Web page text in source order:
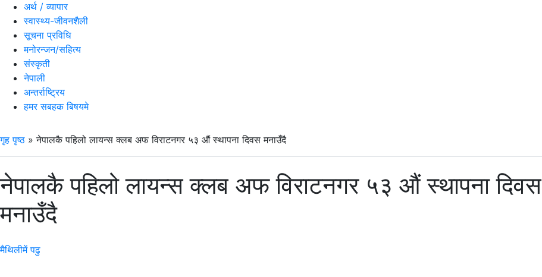
अर्थ / व्यापार
स्वास्थ्य-जीवनशैली
सूचना प्रविधि
मनोरन्जन/सहित्य
संस्कृती
नेपाली
अन्तर्राष्ट्रिय
हमर सबहक बिषयमे
गृह पृष्ठ »नेपालकै पहिलो लायन्स क्लब अफ विराटनगर ५३ औं स्थापना दिवस मनाउँदै
नेपालकै पहिलो लायन्स क्लब अफ विराटनगर ५३ औं स्थापना दिवस
मनाउँदै
मैथिलीमें पढु